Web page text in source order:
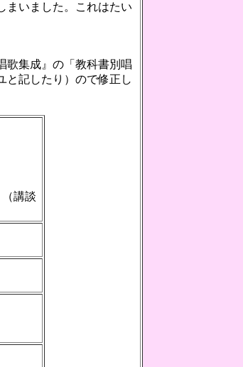
まいました。これはたい
歌集成』の「教科書別唱
と記したり）ので修正し
講談